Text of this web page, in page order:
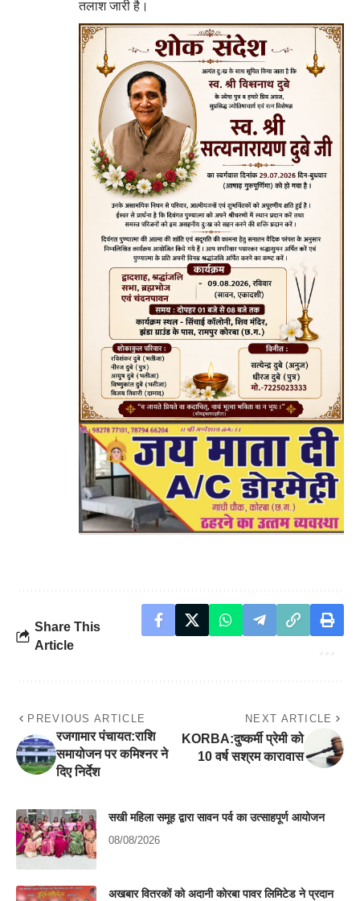
तलाश जारी है।
Share This
Article
PREVIOUS ARTICLE
रजगामार पंचायत:राशि
समायोजन पर कमिश्नर ने
दिए निर्देश
NEXT ARTICLE
KORBA:दुष्कर्मी प्रेमी को
10 वर्ष सश्रम कारावास
सखी महिला समूह द्वारा सावन पर्व का उत्साहपूर्ण आयोजन
08/08/2026
अखबार वितरकों को अदानी कोरबा पावर लिमिटेड ने प्रदान